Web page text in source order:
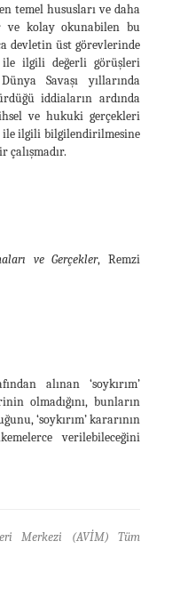
temel hususları ve daha
ve kolay okunabilen bu
devletin üst görevlerinde
ilgili değerli görüşleri
Savaşı yıllarında
iddiaların ardında
ve hukuki gerçekleri
ilgili bilgilendirilmesine
çalışmadır.
ve Gerçekler, Remzi
alınan ‘soykırım’
olmadığını, bunların
‘soykırım’ kararının
verilebileceğini
Merkezi (AVİM) Tüm